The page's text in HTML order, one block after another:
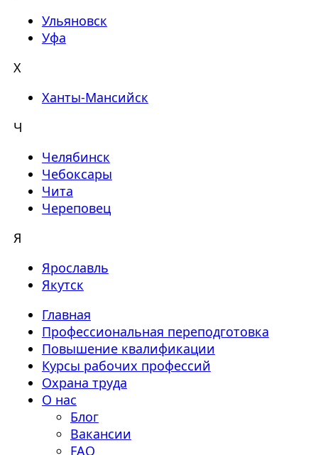
Ульяновск
Уфа
Х
Ханты-Мансийск
Ч
Челябинск
Чебоксары
Чита
Череповец
Я
Ярославль
Якутск
Главная
Профессиональная переподготовка
Повышение квалификации
Курсы рабочих профессий
Охрана труда
О нас
Блог
Вакансии
FAQ